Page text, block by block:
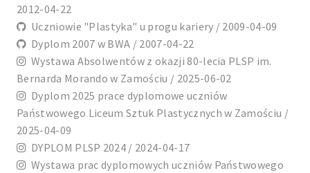
2012-04-22
Uczniowie "Plastyka" u progu kariery / 2009-04-09
Dyplom 2007 w BWA / 2007-04-22
Wystawa Absolwentów z okazji 80-lecia PLSP im.
Bernarda Morando w Zamościu / 2025-06-02
Dyplom 2025 prace dyplomowe uczniów
Państwowego Liceum Sztuk Plastycznych w Zamościu /
2025-04-09
DYPLOM PLSP 2024 / 2024-04-17
Wystawa prac dyplomowych uczniów Państwowego